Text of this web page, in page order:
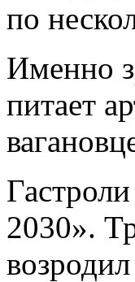
по
Именно
питает
2030».